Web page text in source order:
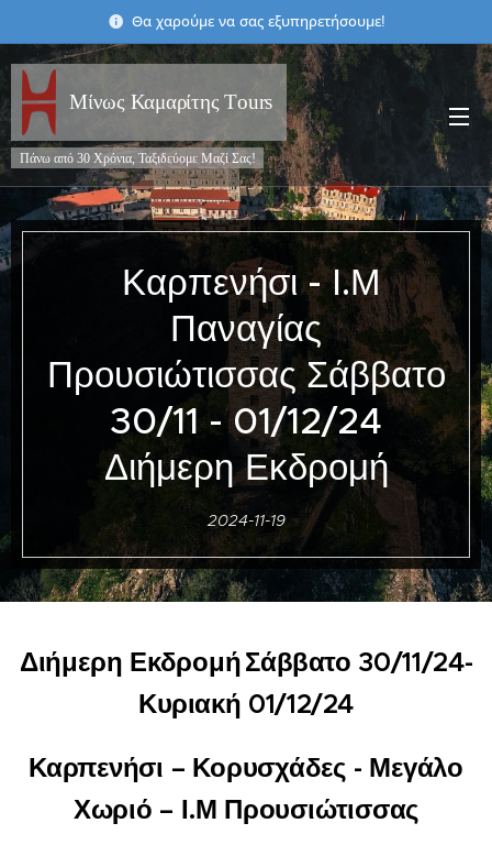
Θα χαρούμε να σας εξυπηρετήσουμε!
Μίνως Καμαρίτης Τours
Πάνω από 30 Χρόνια, Ταξιδεύομε Μαζί Σας!
Καρπενήσι - Ι.Μ
Παναγίας
Προυσιώτισσας Σάββατο
30/11 - 01/12/24
Διήμερη Εκδρομή
2024-11-19
Διήμερη ΕκδρομήΣάββατο 30/11/24-
Κυριακή 01/12/24
Καρπενήσι – Κορυσχάδες - Μεγάλο
Χωριό – Ι.Μ Προυσιώτισσας